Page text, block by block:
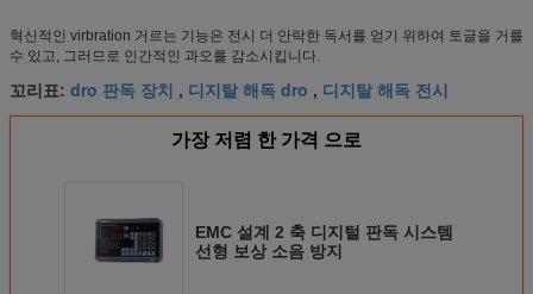
혁신적인 virbration 거르는 기능은 전시 더 안락한 독서를 얻기 위하여 토글을 거를
수 있고, 그러므로 인간적인 과오를 감소시킵니다.
꼬리표: dro 판독 장치 , 디지탈 해독 dro , 디지탈 해독 전시
가장 저렴 한 가격 으로
EMC 설계 2 축 디지털 판독 시스템
선형 보상 소음 방지